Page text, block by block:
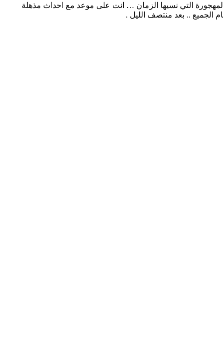
التي نسيها الزمان … انت على موعد مع احداث مذهلة
الجميع .. بعد منتصف الليل .